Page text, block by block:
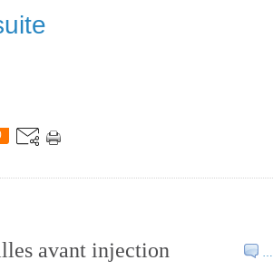
…
avant injection